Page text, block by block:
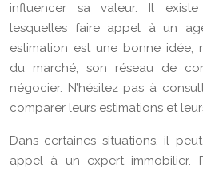
influencer sa valeur. Il
lesquelles faire appel à un
estimation est une bonne idée,
du marché, son réseau de
négocier. N’hésitez pas à
comparer leurs estimations et
Dans certaines situations, il
appel à un expert immobilier.